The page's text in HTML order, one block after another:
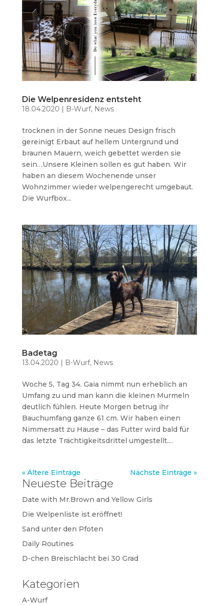
Die Welpenresidenz entsteht
18.04.2020 | B-Wurf, News
trocknen in der Sonne neues Design frisch
gereinigt Erbaut auf hellem Untergrund und
braunen Mauern, weich gebettet werden sie
sein…Unsere Kleinen sollen es gut haben. Wir
haben an diesem Wochenende unser
Wohnzimmer wieder welpengerecht umgebaut.
Die Wurfbox...
Badetag
13.04.2020 | B-Wurf, News
Woche 5, Tag 34. Gaia nimmt nun erheblich an
Umfang zu und man kann die kleinen Murmeln
deutlich fühlen. Heute Morgen betrug ihr
Bauchumfang ganze 61 cm. Wir haben einen
Nimmersatt zu Hause – das Futter wird bald für
das letzte Trächtigkeitsdrittel umgestellt....
« Ältere Einträge Nächste Einträge »
Neueste Beiträge
Date with Mr.Brown and Yellow Girls
Die Welpenliste ist eröffnet!
Sand unter den Pfoten
Daily Routines
D-chen Breischlacht bei 30 Grad
Kategorien
A-Wurf